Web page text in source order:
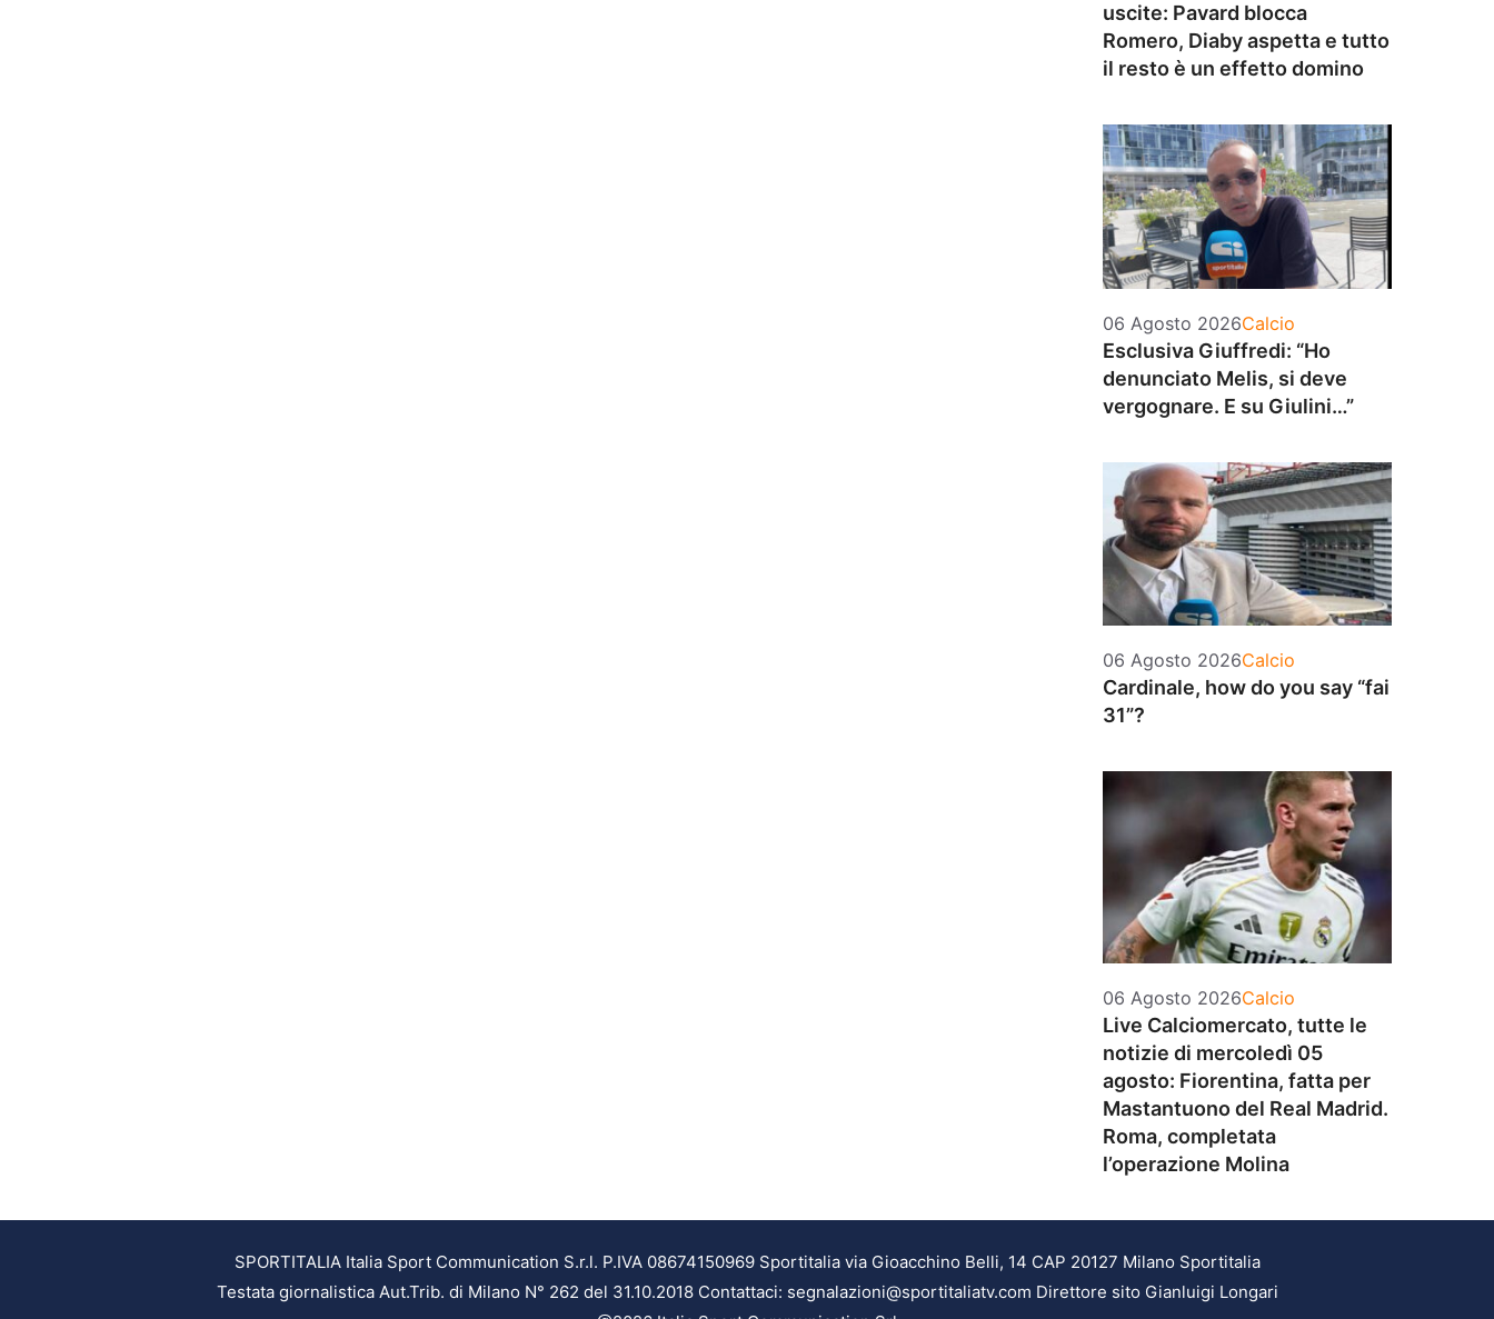
uscite: Pavard blocca
Romero, Diaby aspetta e tutto
il resto è un effetto domino
06 Agosto 2026Categorie
Calcio
Esclusiva Giuffredi: “Ho
denunciato Melis, si deve
vergognare. E su Giulini…”
06 Agosto 2026Categorie
Calcio
Cardinale, how do you say “fai
31”?
06 Agosto 2026Categorie
Calcio
Live Calciomercato, tutte le
notizie di mercoledì 05
agosto: Fiorentina, fatta per
Mastantuono del Real Madrid.
Roma, completata
l’operazione Molina
SPORTITALIA Italia Sport Communication S.r.l. P.IVA 08674150969 Sportitalia via Gioacchino Belli, 14 CAP 20127 Milano Sportitalia
Testata giornalistica Aut.Trib. di Milano N° 262 del 31.10.2018 Contattaci: segnalazioni@sportitaliatv.com Direttore sito Gianluigi Longari